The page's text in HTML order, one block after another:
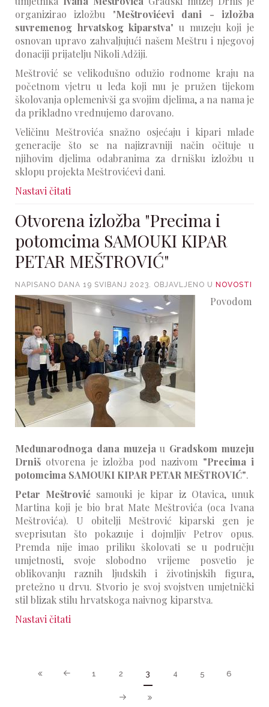
organizirao izložbu "Meštrovićevi dani - izložba
suvremenog hrvatskog kiparstva" u muzeju koji je
osnovan upravo zahvaljujući našem Meštru i njegovoj
donaciji prijatelju Nikoli Adžiji.
Meštrović se velikodušno odužio rodnome kraju na
početnom vjetru u leđa koji mu je pružen tijekom
školovanja oplemenivši ga svojim djelima, a na nama je
da prikladno vrednujemo darovano.
Veličinu Meštrovića snažno osjećaju i kipari mlade
generacije što se na najizravniji način očituje u
njihovim djelima odabranima za drnišku izložbu u
sklopu projekta Meštrovićevi dani.
Nastavi čitati
Otvorena izložba "Precima i
potomcima SAMOUKI KIPAR
PETAR MEŠTROVIĆ"
NAPISANO DANA 19 SVIBANJ 2023. OBJAVLJENO U NOVOSTI
Povodom
Međunarodnoga dana muzeja u Gradskom muzeju
Drniš otvorena je izložba pod nazivom "Precima i
potomcima SAMOUKI KIPAR PETAR MEŠTROVIĆ".
Petar Meštrović samouki je kipar iz Otavica, unuk
Martina koji je bio brat Mate Meštrovića (oca Ivana
Meštrovića). U obitelji Meštrović kiparski gen je
sveprisutan što pokazuje i dojmljiv Petrov opus.
Premda nije imao priliku školovati se u području
umjetnosti, svoje slobodno vrijeme posvetio je
oblikovanju raznih ljudskih i životinjskih figura,
pretežno u drvu. Stvorio je svoj svojstven umjetnički
stil blizak stilu hrvatskoga naivnog kiparstva.
Nastavi čitati
1 2 3 4 5 6